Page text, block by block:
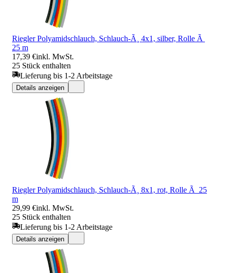
Riegler Polyamidschlauch, Schlauch-Ã¸ 4x1, silber, Rolle Ã
25 m
17,39 €inkl. MwSt.
25 Stück enthalten
Lieferung bis 1-2 Arbeitstage
Details anzeigen
Riegler Polyamidschlauch, Schlauch-Ã¸ 8x1, rot, Rolle Ã 25
m
29,99 €inkl. MwSt.
25 Stück enthalten
Lieferung bis 1-2 Arbeitstage
Details anzeigen